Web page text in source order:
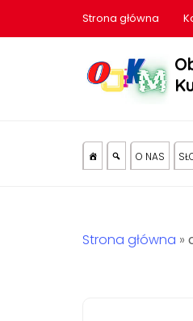
Strona główna
O NAS
Strona główna »